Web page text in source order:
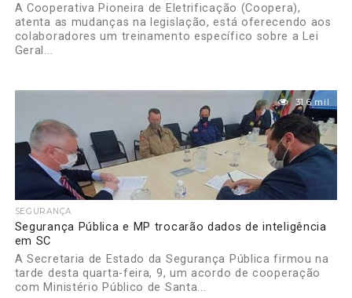
A Cooperativa Pioneira de Eletrificação (Coopera),
atenta as mudanças na legislação, está oferecendo aos
colaboradores um treinamento específico sobre a Lei
Geral...
31.6 mil
SEGURANÇA
Segurança Pública e MP trocarão dados de inteligência
em SC
A Secretaria de Estado da Segurança Pública firmou na
tarde desta quarta-feira, 9, um acordo de cooperação
com Ministério Público de Santa...